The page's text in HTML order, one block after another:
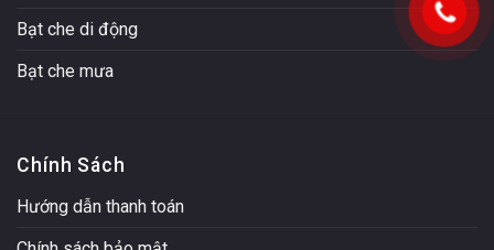
Bạt che di động
Bạt che mưa
Chính Sách
Hướng dẫn thanh toán